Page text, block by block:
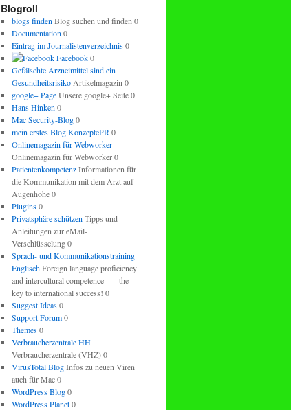
Blogroll
blogs finden Blog suchen und finden 0
Documentation 0
Eintrag im Journalistenverzeichnis0
Facebook0
Gefälschte Arzneimittel sind ein
GesundheitsrisikoArtikelmagazin 0
google+ PageUnsere google+ Seite 0
Hans Hinken 0
Mac Security-Blog0
mein erstes Blog KonzeptePR 0
Onlinemagazin für Webworker
Onlinemagazin für Webworker 0
PatientenkompetenzInformationen für
die Kommunikation mit dem Arzt auf
Augenhöhe 0
Plugins0
Privatsphäre schützen Tipps und
Anleitungen zur eMail-
Verschlüsselung 0
Sprach- und Kommunikationstraining
EnglischForeign language proficiency
and intercultural competence – the
key to international success! 0
Suggest Ideas0
Support Forum0
Themes0
Verbraucherzentrale HH
Verbraucherzentrale (VHZ) 0
VirusTotal BlogInfos zu neuen Viren
auch für Mac 0
WordPress Blog0
WordPress Planet0